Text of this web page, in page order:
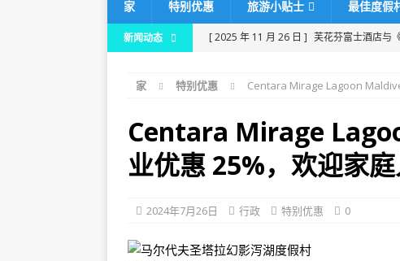
家 特别优惠 旅游小贴士 最佳度假
新闻动态 [ 2025 年 11 月 26 日 ] 芙花芬富士酒店与
[ 2025 年 11 月 24 日 ] 在马尔代夫瓦卡鲁
[ 2025 年 11 月 21 日 ]
Dhawa Ihuru 2025
[ 2025 年 11 月 17 日 ]
马尔代夫肉桂酒
80%折扣，并提供免费接送服务。
特别
[ 2025 年 11 月 13 日 ]
诺瓦马尔代夫蜜月
家 特别优惠 Centara Mirage Lagoon
Centara Mirage
业优惠 25%，欢迎家
2024年7月26日 行政 特别优惠 0